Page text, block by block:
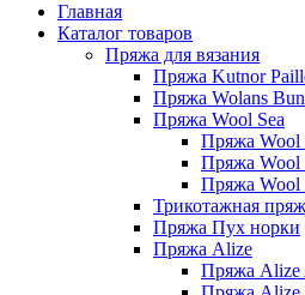
Главная
Каталог товаров
Пряжа для вязания
Пряжа Kutnor
Пряжа Wolans
Пряжа Wool Sea
Пряжа Wool
Пряжа Wool
Пряжа Wool
Трикотажная
Пряжа Пух норки
Пряжа Alize
Пряжа Alize